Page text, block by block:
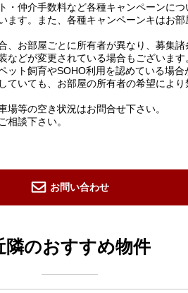
・仲介手数料など各種キャンペーンにつ
ます。また、各種キャンペーンキはお
、お部屋ごとに所有者が異なり、募集諸
などが変更されている場合もございます
ット飼育やSOHO利用を認めている場合
ていても、お部屋の所有者の希望によ
等の空き状況はお問合せ下さい。
相談下さい。
お問い合わせ
隣のおすすめ物件